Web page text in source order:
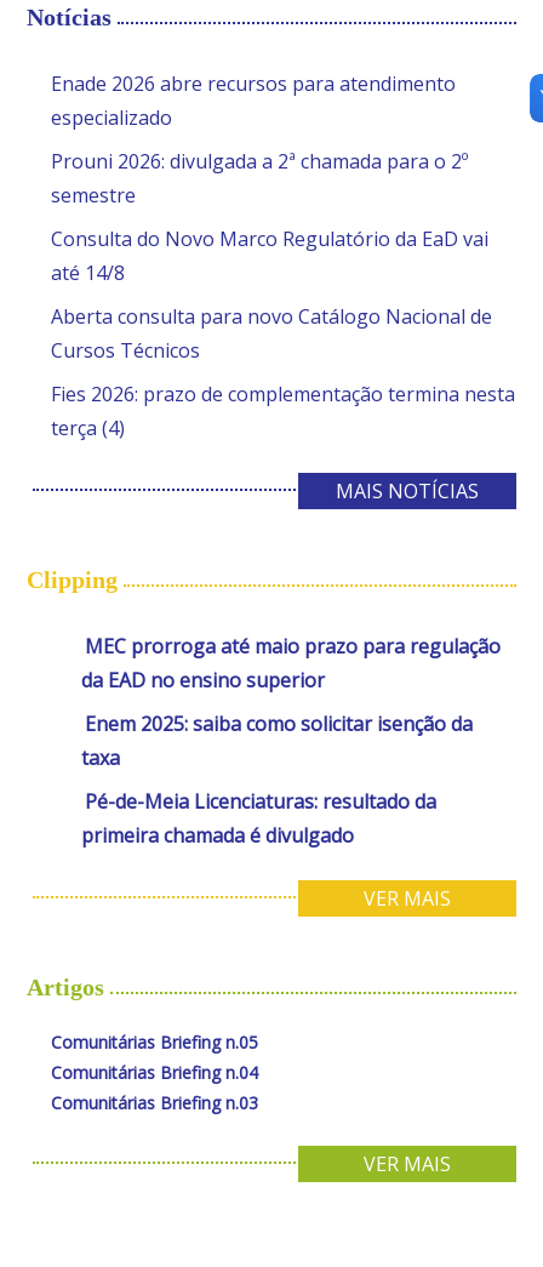
Notícias
Enade 2026 abre recursos para atendimento
especializado
Prouni 2026: divulgada a 2ª chamada para o 2º
semestre
Consulta do Novo Marco Regulatório da EaD vai
até 14/8
Aberta consulta para novo Catálogo Nacional de
Cursos Técnicos
Fies 2026: prazo de complementação termina nesta
terça (4)
MAIS NOTÍCIAS
Clipping
MEC prorroga até maio prazo para regulação
da EAD no ensino superior
Enem 2025: saiba como solicitar isenção da
taxa
Pé-de-Meia Licenciaturas: resultado da
primeira chamada é divulgado
VER MAIS
Artigos
Comunitárias Briefing n.05
Comunitárias Briefing n.04
Comunitárias Briefing n.03
VER MAIS